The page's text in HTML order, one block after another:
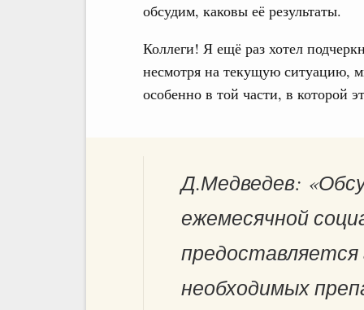
обсудим, каковы её результаты.
Коллеги! Я ещё раз хотел
несмотря на текущую ситуацию,
особенно в той части, в которой
Д.Медведев:
ежемесячной
предоставляется
необходимых